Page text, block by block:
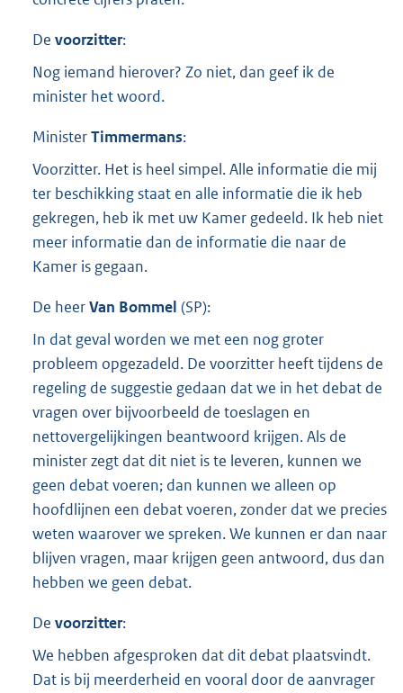
De voorzitter:
Nog iemand hierover? Zo niet, dan geef ik de
minister het woord.
MinisterTimmermans:
Voorzitter. Het is heel simpel. Alle informatie die mij
ter beschikking staat en alle informatie die ik heb
gekregen, heb ik met uw Kamer gedeeld. Ik heb niet
meer informatie dan de informatie die naar de
Kamer is gegaan.
De heerVan Bommel (SP):
In dat geval worden we met een nog groter
probleem opgezadeld. De voorzitter heeft tijdens de
regeling de suggestie gedaan dat we in het debat de
vragen over bijvoorbeeld de toeslagen en
nettovergelijkingen beantwoord krijgen. Als de
minister zegt dat dit niet is te leveren, kunnen we
geen debat voeren; dan kunnen we alleen op
hoofdlijnen een debat voeren, zonder dat we precies
weten waarover we spreken. We kunnen er dan naar
blijven vragen, maar krijgen geen antwoord, dus dan
hebben we geen debat.
De voorzitter:
We hebben afgesproken dat dit debat plaatsvindt.
Dat is bij meerderheid en vooral door de aanvrager